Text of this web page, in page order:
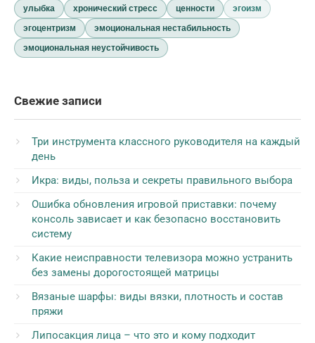
улыбка
хронический стресс ценности
эгоизм
эгоцентризм
эмоциональная нестабильность
эмоциональная неустойчивость
Свежие записи
Три инструмента классного руководителя на каждый
день
Икра: виды, польза и секреты правильного выбора
Ошибка обновления игровой приставки: почему
консоль зависает и как безопасно восстановить
систему
Какие неисправности телевизора можно устранить
без замены дорогостоящей матрицы
Вязаные шарфы: виды вязки, плотность и состав
пряжи
Липосакция лица – что это и кому подходит